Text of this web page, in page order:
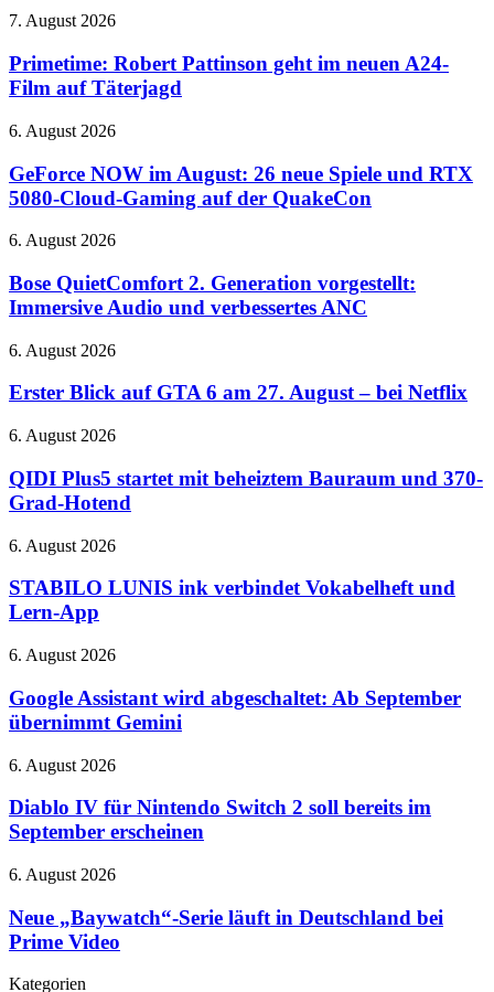
und
Text-
Chats
Primetime:
Pattinson
geht
im
A24-
auf
Täterjagd
7. August 2026
Primetime: Robert Pattinson geht im neuen A24-
Film auf Täterjagd
GeForce
im
August:
26
Spiele
RTX
5080-
Gaming
der
QuakeCon
6. August 2026
GeForce NOW im August: 26 neue Spiele und RTX
5080-Cloud-Gaming auf der QuakeCon
Bose
2.
Generation
vorgestellt:
Audio
verbessertes
6. August 2026
Bose QuietComfort 2. Generation vorgestellt:
Immersive Audio und verbessertes ANC
Erster
auf
6
27.
August
–
Netflix
6. August 2026
Erster Blick auf GTA 6 am 27. August – bei Netflix
QIDI
startet
mit
beheiztem
und
Grad-
Hotend
6. August 2026
QIDI Plus5 startet mit beheiztem Bauraum und 370-
Grad-Hotend
STABILO
ink
verbindet
Vokabelheft
Lern-
6. August 2026
STABILO LUNIS ink verbindet Vokabelheft und
Lern-App
Google
wird
abgeschaltet:
Ab
übernimmt
6. August 2026
Google Assistant wird abgeschaltet: Ab September
übernimmt Gemini
Diablo
für
Nintendo
Switch
soll
im
September
6. August 2026
Diablo IV für Nintendo Switch 2 soll bereits im
September erscheinen
Neue
Serie
läuft
in
6. August 2026
Neue „Baywatch“-Serie läuft in Deutschland bei
Prime Video
Kategorien